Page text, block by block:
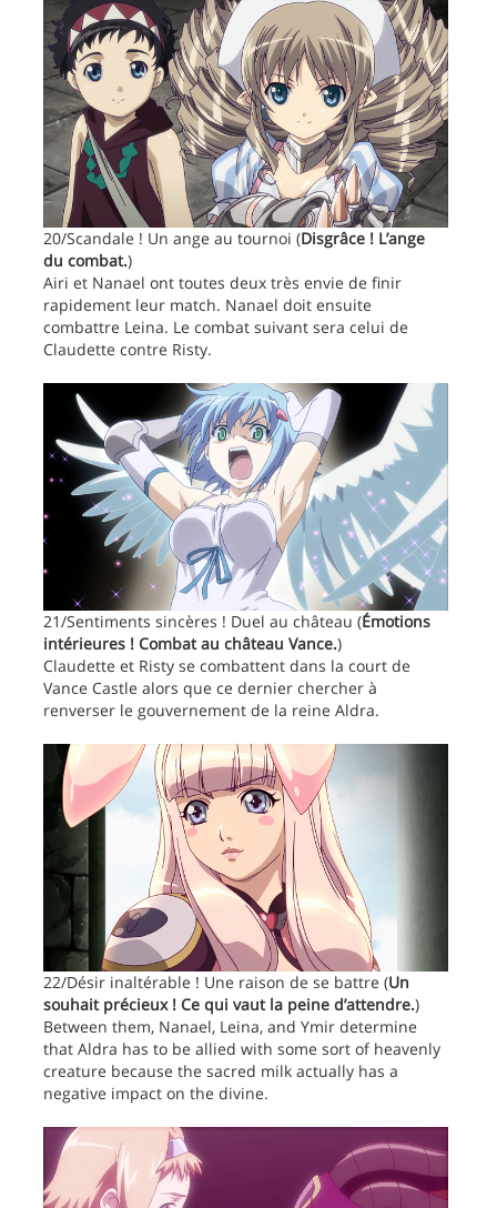
20/Scandale ! Un ange au tournoi (Disgrâce ! L’ange
du combat.)
Airi et Nanael ont toutes deux très envie de finir
rapidement leur match. Nanael doit ensuite
combattre Leina. Le combat suivant sera celui de
Claudette contre Risty.
21/Sentiments sincères ! Duel au château (Émotions
intérieures ! Combat au château Vance.)
Claudette et Risty se combattent dans la court de
Vance Castle alors que ce dernier chercher à
renverser le gouvernement de la reine Aldra.
22/Désir inaltérable ! Une raison de se battre (Un
souhait précieux ! Ce qui vaut la peine d’attendre.)
Between them, Nanael, Leina, and Ymir determine
that Aldra has to be allied with some sort of heavenly
creature because the sacred milk actually has a
negative impact on the divine.